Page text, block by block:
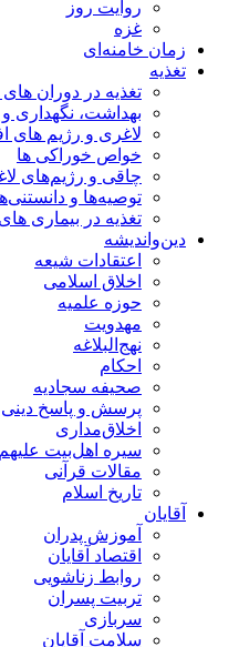
روایت روز
غزه
زمان خامنه‌ای
تغذیه
تغذیه در دوران
بهداشت، نگهداری و
لاغری و رژیم های
خواص خوراكی ها
چاقی و رژیم‌های
توصیه‌ها و
تغذیه در بیماری
دین‌واندیشه
اعتقادات شیعه
اخلاق اسلامی
حوزه علمیه
مهدویت
نهج‌البلاغه
احکام
صحیفه سجادیه
پرسش و پاسخ دینی
اخلاق‌مداری
سیره اهل‌بیت
مقالات قرآنی
تاریخ اسلام
آقایان
آموزش پدران
اقتصاد آقایان
روابط زناشویی
تربیت پسران
سربازی
سلامت آقایان